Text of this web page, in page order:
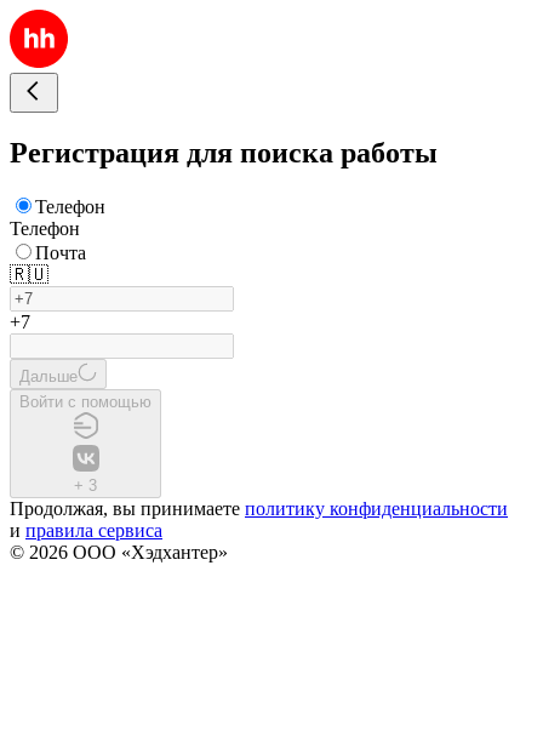
Регистрация для поиска работы
Телефон
Телефон
Почта
🇷🇺
+7
Дальше
Войти с помощью
+ 3
Продолжая, вы принимаете политику конфиденциальности
и правила сервиса
© 2026 ООО «Хэдхантер»